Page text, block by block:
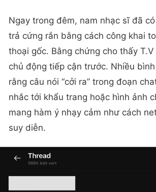
Ngay trong đêm, nam nhạc sĩ đã
trả cứng rắn bằng cách công khai
thoại gốc. Bằng chứng cho thấy
chủ động tiếp cận trước. Nhiều
rằng câu nói “cởi ra” trong đoạn
nhắc tới khẩu trang hoặc hình ảnh
mang hàm ý nhạy cảm như cách
suy diễn.